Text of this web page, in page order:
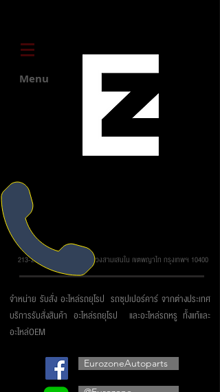
Menu
213-215 ถ.วิภาวดี รังสิต แขวงสามเสนใน เขตพญาไท กรุงเทพฯ 10400
จำหน่าย รับสั่ง อะไหล่รถยุโรป รถซุปเปอร์คาร์ จากต่างประเทศ
บริการรับสั่งสินค้า อะไหล่รถยุโรป และอะไหล่รถหรู ทั้งแท้และ
อะไหล่OEM
EurozoneAutoparts